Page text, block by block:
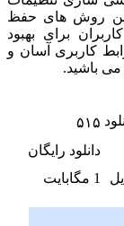
روش های حفظ
برای بهبود
کاربری آسان و
می باشید.
۵۱۵
دانلود رایگان
1 مگابایت